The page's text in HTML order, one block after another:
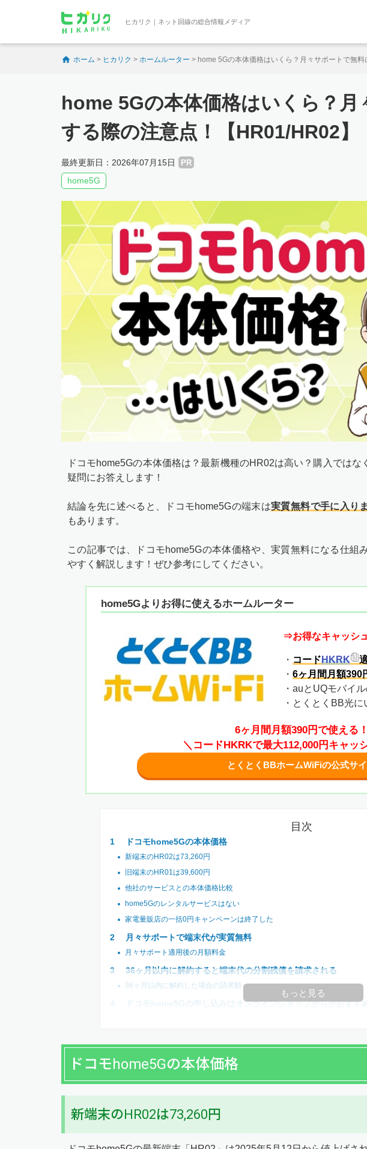
ヒカリク｜ネット回線の総合情報メディア
ホーム > ヒカリク > ホームルーター > home 5Gの本体価格はいくら？月々サポートで無
home 5Gの本体価格はいくら？月
する際の注意点！【HR01/HR02】
最終更新日：2026年07月15日 PR
home5G
ドコモhome5Gの本体価格は？最新機種のHR02は高い？購入では
疑問にお答えします！
結論を先に述べると、ドコモhome5Gの端末は実質無料で手に入りま
もあります。
この記事では、ドコモhome5Gの本体価格や、実質無料になる仕組
やすく解説します！ぜひ参考にしてください。
home5Gよりお得に使えるホームルーター
⇒お得なキャッシ
・ コードHKRK
・ 6ヶ月間月額390
・auとUQモバイ
・とくとくBB光
6ヶ月間月額390円で使える！
＼コードHKRKで最大112,000円キャッ
とくとくBBホームWiFiの公式サイ
目次
ドコモhome5Gの本体価格
新端末のHR02は73,260円
旧端末のHR01は39,600円
他社のサービスとの本体価格比較
home5Gのレンタルサービスはない
家電量販店の一括0円キャンペーンは終了した
月々サポートで端末代が実質無料
月々サポート適用後の月額料金
36ヶ月以内に解約すると端末代の分割残債を請求される
36ヶ月以内に解約した場合の請求額
ドコモhome5Gの申し込みはオンラインショップからがおすすめ
もっと見る
ドコモhome5Gの本体価格
新端末のHR02は73,260円